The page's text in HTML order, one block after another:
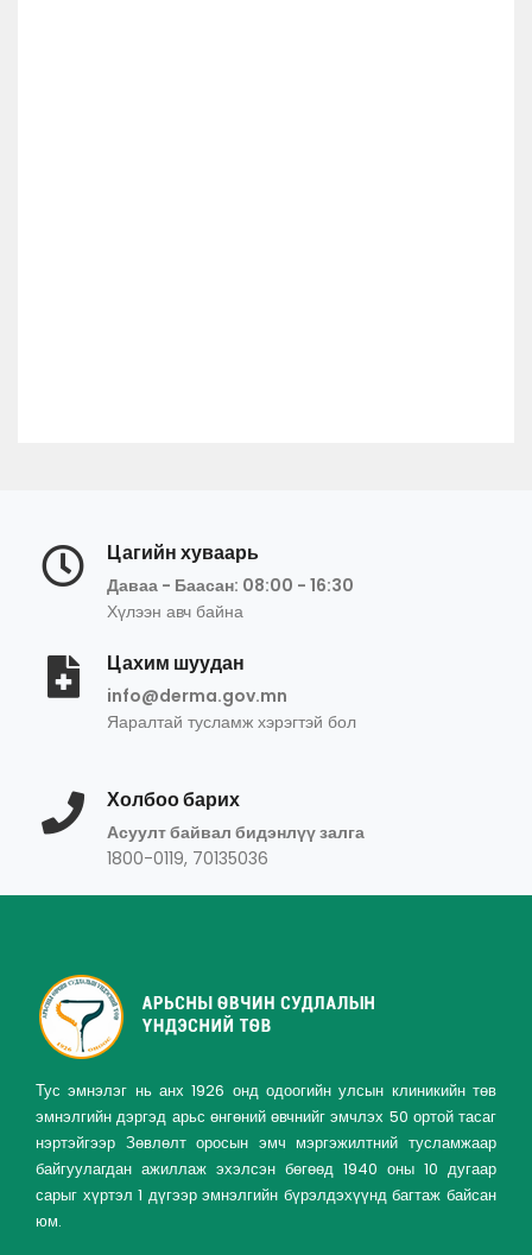
Цагийн хуваарь
Даваа - Баасан: 08:00 - 16:30
Хүлээн авч байна
Цахим шуудан
info@derma.gov.mn
Яаралтай тусламж хэрэгтэй бол
Холбоо барих
Асуулт байвал бидэнлүү залга
1800-0119, 70135036
Тус эмнэлэг нь анх 1926 онд одоогийн улсын клиникийн төв
эмнэлгийн дэргэд арьс өнгөний өвчнийг эмчлэх 50 ортой тасаг
нэртэйгээр Зөвлөлт оросын эмч мэргэжилтний тусламжаар
байгуулагдан ажиллаж эхэлсэн бөгөөд 1940 оны 10 дугаар
сарыг хүртэл 1 дүгээр эмнэлгийн бүрэлдэхүүнд багтаж байсан
юм.